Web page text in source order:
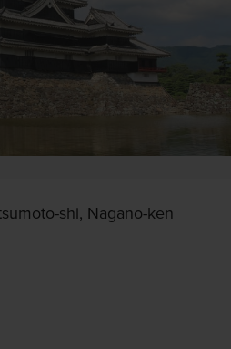
shi, Nagano-ken